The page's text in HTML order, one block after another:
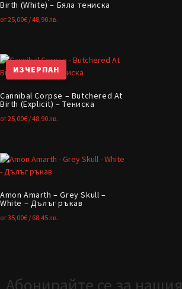
Birth (White) – Бяла тениска
от25,00€ / 48,90 лв.
ИЗЧЕРПАН
Cannibal Corpse – Butchered At
Birth (Explicit) – Тениска
от25,00€ / 48,90 лв.
Amon Amarth – Grey Skull –
White – Дълъг ръкав
от35,00€ / 68,45 лв.
Абонирайте се за нашия